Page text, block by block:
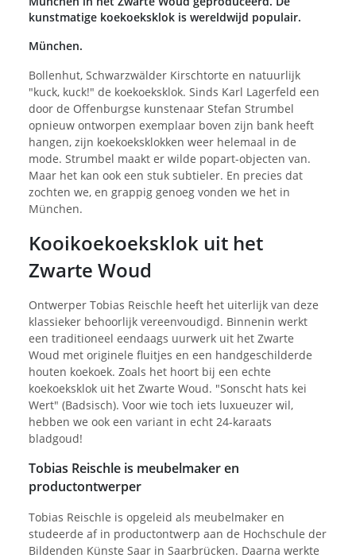
kunstmatige koekoeksklok is wereldwijd populair.
München.
Bollenhut, Schwarzwälder Kirschtorte en natuurlijk
"kuck, kuck!" de koekoeksklok. Sinds Karl Lagerfeld een
door de Offenburgse kunstenaar Stefan Strumbel
opnieuw ontworpen exemplaar boven zijn bank heeft
hangen, zijn koekoeksklokken weer helemaal in de
mode. Strumbel maakt er wilde popart-objecten van.
Maar het kan ook een stuk subtieler. En precies dat
zochten we, en grappig genoeg vonden we het in
München.
Kooikoekoeksklok uit het
Zwarte Woud
Ontwerper Tobias Reischle heeft het uiterlijk van deze
klassieker behoorlijk vereenvoudigd. Binnenin werkt
een traditioneel eendaags uurwerk uit het Zwarte
Woud met originele fluitjes en een handgeschilderde
houten koekoek. Zoals het hoort bij een echte
koekoeksklok uit het Zwarte Woud. "Sonscht hats kei
Wert" (Badsisch). Voor wie toch iets luxueuzer wil,
hebben we ook een variant in echt 24-karaats
bladgoud!
Tobias Reischle is meubelmaker en
productontwerper
Tobias Reischle is opgeleid als meubelmaker en
studeerde af in productontwerp aan de Hochschule der
Bildenden Künste Saar in Saarbrücken. Daarna werkte